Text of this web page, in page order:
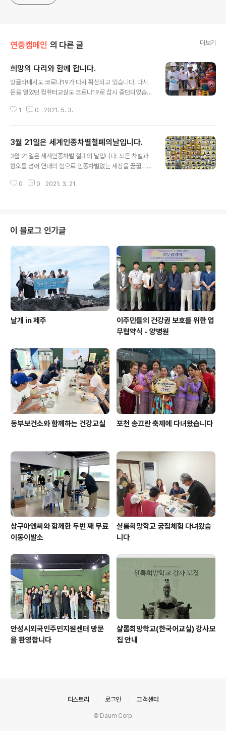
연중캠페인 의 다른 글 더보기
희망의 다리와 함께 합니다.
방글라데시도 코로나19가 다시 확산되고 있습니다. 다시
문을 열었던 컴퓨터교실도 코로나19로 잠시 중단되었습니
서도 열심히 이웃을 돌보며 함께 살아가고자 노력하는 사
은 코로나19을 이겨내기 위한 캠페인을 펼쳤습니다. 마스
크 착용 캠페인과 마스크 나눔, 예방을 위한 위생교육, 소독
등 활동을 진행하였습니다. 어려운 상황이지만, 우리의 연
와 함께 합니다. [희망의다리 페이스북] https://www.fac
1 0 2021. 5. 3.
3월 21일은 세계인종차별철폐의날입니다.
3월 21일은 세계인종차별 철폐의 날입니다. 모든 차별과
혐오를 넘어 연대의 힘으로 인종차별없는 세상을 꿈꿉니
현실이 됩니다. 우리 주변의 이주민들의 목소리에 귀기우
0 0 2021. 3. 21.
이 블로그 인기글
날개 in 제주
이주민들의 건강권 보호를 위한 업
무협약식 - 양병원
동부보건소와 함께하는 건강교실 포천 송끄란 축제에 다녀왔습니다
삼구아앤씨와 함께한 두번 째 무료
이동이발소
샬롬희망학교 궁집체험 다녀왔습
니다
안성시외국인주민지원센터 방문
을 환영합니다
샬롬희망학교(한국어교실) 강사모
집 안내
티스토리 로그인 고객센터
© Daum Corp.